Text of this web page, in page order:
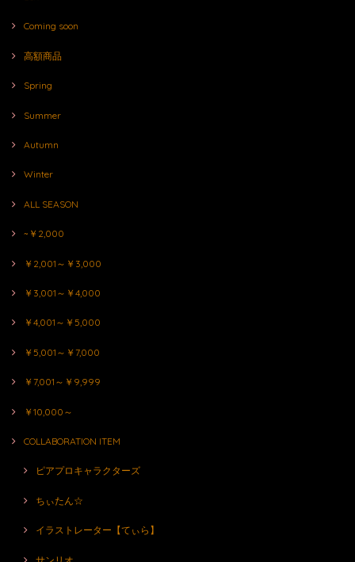
Coming soon
高額商品
Spring
Summer
Autumn
Winter
ALL SEASON
~￥2,000
￥2,001～￥3,000
￥3,001～￥4,000
￥4,001～￥5,000
￥5,001～￥7,000
￥7,001～￥9,999
￥10,000～
COLLABORATION ITEM
ピアプロキャラクターズ
ちぃたん☆
イラストレーター【てぃら】